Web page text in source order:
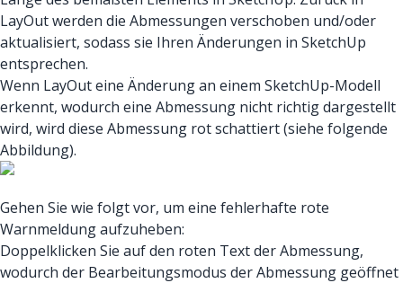
LayOut werden die Abmessungen verschoben und/oder
aktualisiert, sodass sie Ihren Änderungen in SketchUp
entsprechen.
Wenn LayOut eine Änderung an einem SketchUp-Modell
erkennt, wodurch eine Abmessung nicht richtig dargestellt
wird, wird diese Abmessung rot schattiert (siehe folgende
Abbildung).
Gehen Sie wie folgt vor, um eine fehlerhafte rote
Warnmeldung aufzuheben:
Doppelklicken Sie auf den roten Text der Abmessung,
wodurch der Bearbeitungsmodus der Abmessung geöffnet